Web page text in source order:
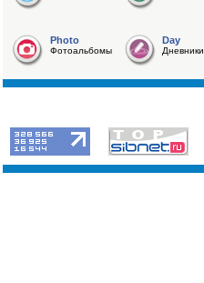
Photo
Фотоальбомы
Day
Дневники